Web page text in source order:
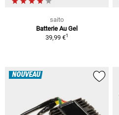
saito
Batterie Au Gel
39,99 €1
NOUVEAU